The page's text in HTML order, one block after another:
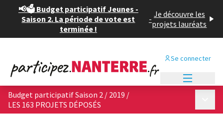
📢🗳️ Budget participatif Jeunes -
Saison 2. La période de vote est
terminée !
- Je découvre les
projets lauréats
Se connecter
Budget participatif Saison 2 / 2019 /
LES 163 PROJETS DÉPOSÉS